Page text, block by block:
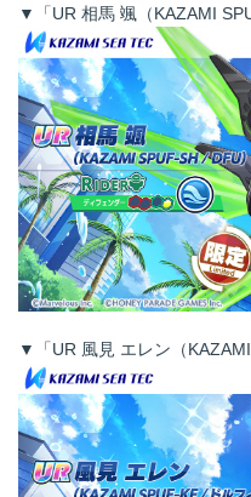
▼「UR 相馬 颯（KAZAMI
▼「UR 風見 エレン（